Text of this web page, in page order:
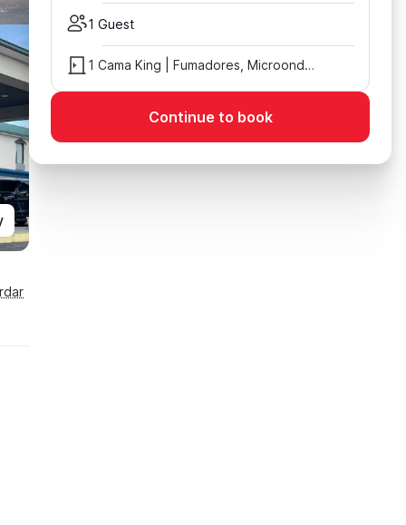
1 Guest
1 Cama King | Fumadores, Microondas
Continue to book